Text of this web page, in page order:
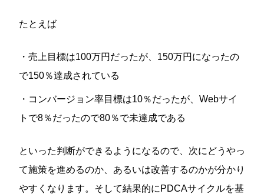
たとえば
・売上目標は100万円だったが、150万円になったの
で150％達成されている
・コンバージョン率目標は10％だったが、Webサイ
トで8％だったので80％で未達成である
といった判断ができるようになるので、次にどうやっ
て施策を進めるのか、あるいは改善するのかが分かり
やすくなります。そして結果的にPDCAサイクルを基